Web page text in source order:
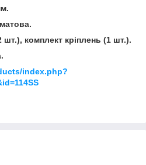
шт.), комплект кріплень (1 шт.).
index.php?